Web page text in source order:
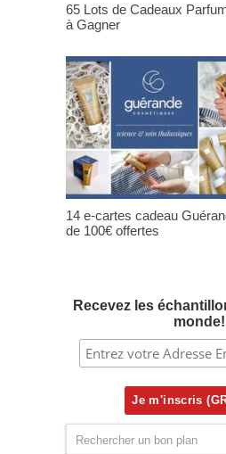
65 Lots de Cadeaux
à Gagner
14 e-cartes cadeau
de 100€ offertes
Recevez les
monde!